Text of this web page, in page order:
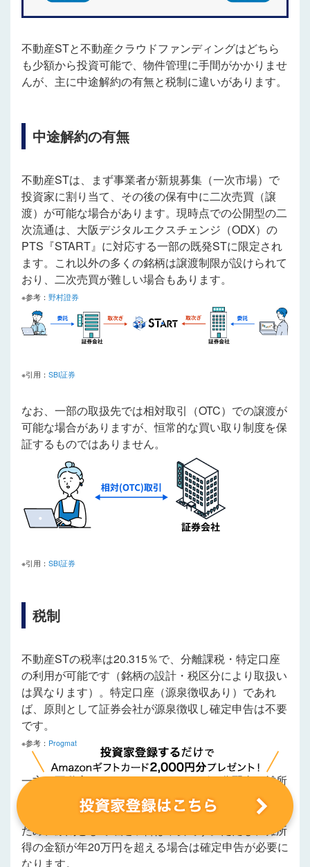
不動産STと不動産クラウドファンディングはどちら
も少額から投資可能で、物件管理に手間がかかりませ
んが、主に中途解約の有無と税制に違いがあります。
中途解約の有無
不動産STは、まず事業者が新規募集（一次市場）で
投資家に割り当て、その後の保有中に二次売買（譲
渡）が可能な場合があります。現時点での公開型の二
次流通は、大阪デジタルエクスチェンジ（ODX）の
PTS『START』に対応する一部の既発STに限定され
ます。これ以外の多くの銘柄は譲渡制限が設けられて
おり、二次売買が難しい場合もあります。
※参考： 野村證券
※引用： SBI証券
なお、一部の取扱先では相対取引（OTC）での譲渡が
可能な場合がありますが、恒常的な買い取り制度を保
証するものではありません。
※引用： SBI証券
税制
不動産STの税率は20.315％で、分離課税・特定口座
の利用が可能です（銘柄の設計・税区分により取扱い
は異なります）。特定口座（源泉徴収あり）であれ
ば、原則として証券会社が源泉徴収し確定申告は不要
です。
※参考： Progmat
一方、不動産クラウドファンディングの分配金は雑所
得（総合課税）として扱われます。税率20.42％（所
得税20％＋復興特別所得税0.42％）で源泉徴収される
ため、原則として確定申告は不要です。ただし、雑所
得の金額が年20万円を超える場合は確定申告が必要に
なります。